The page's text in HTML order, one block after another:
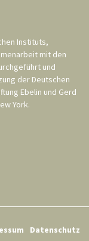
Instituts,
mit den
und
der Deutschen
Ebelin und Gerd
York.
Datenschutz